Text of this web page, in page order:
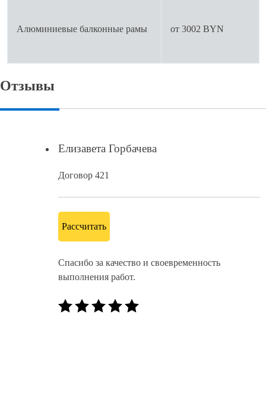
Алюминиевые балконные рамы от 3002 BYN
Отзывы
Елизавета Горбачева
Договор 421
Рассчитать
Спасибо за качество и своевременность
выполнения работ.